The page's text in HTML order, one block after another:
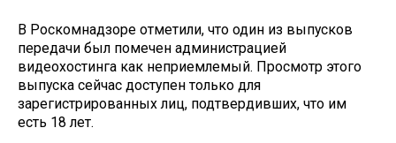
В Роскомнадзоре отметили, что один из выпусков
передачи был помечен администрацией
видеохостинга как неприемлемый. Просмотр этого
выпуска сейчас доступен только для
зарегистрированных лиц, подтвердивших, что им
есть 18 лет.